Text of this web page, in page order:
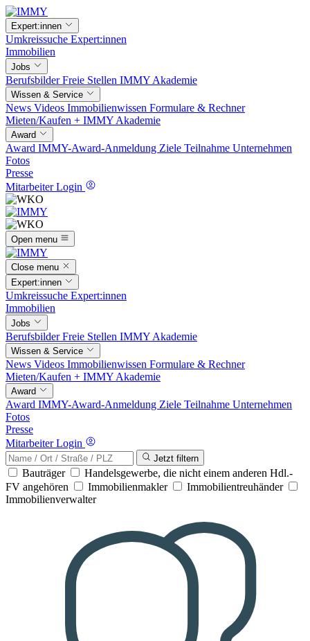
Expert:innen
Umkreissuche Expert:innen
Immobilien
Jobs
BerufsbilderFreie Stellen IMMY Akademie
Wissen & Service
News Videos Immobilienwissen Formulare & Rechner
Mieten/Kaufen + IMMY Akademie
Award
Award IMMY-Award-Anmeldung Ziele Teilnahme Unternehmen
Fotos
Presse
Mitarbeiter Login
Open menu
Close menu
Expert:innen
Umkreissuche Expert:innen
Immobilien
Jobs
BerufsbilderFreie Stellen IMMY Akademie
Wissen & Service
News Videos Immobilienwissen Formulare & Rechner
Mieten/Kaufen + IMMY Akademie
Award
Award IMMY-Award-Anmeldung Ziele Teilnahme Unternehmen
Fotos
Presse
Mitarbeiter Login
Jetzt filtern
Bauträger
Handelsgewerbe, die nicht einem anderen Hdl.-
FV angehören
Immobilienmakler
Immobilientreuhänder
Immobilienverwalter